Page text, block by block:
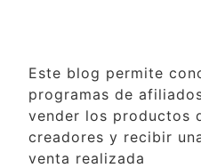
Este blog permite
programas de
vender los productos
creadores y recibir
venta realizada